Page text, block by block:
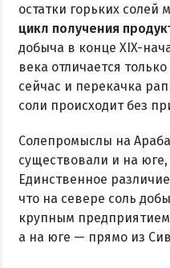
остатки горьких солей
цикл получения
добыча в конце XIX-
века отличается
сейчас и перекачка
соли происходит без
Солепромыслы на
существовали и на
Единственное
что на севере соль
крупным
а на юге — прямо из